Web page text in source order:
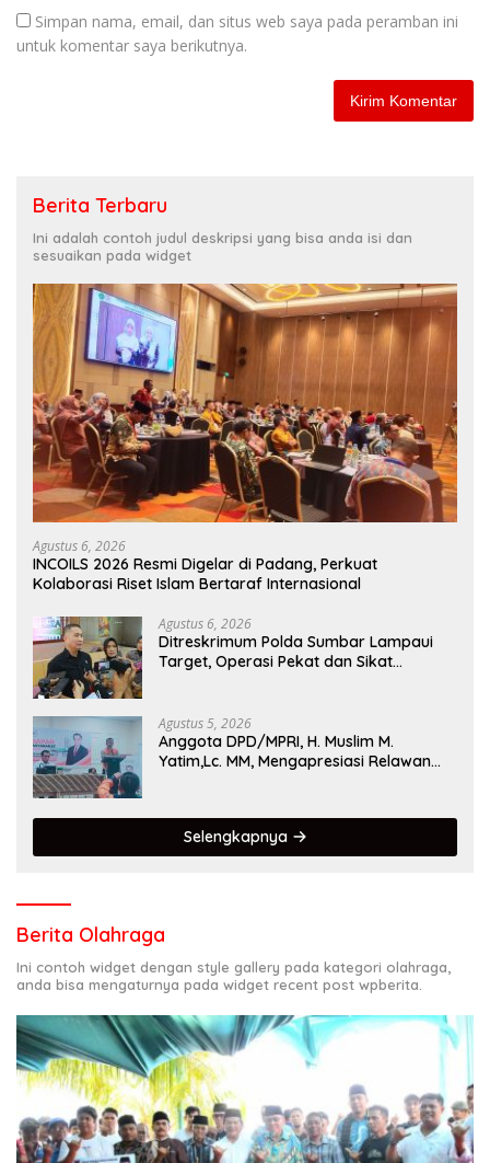
Simpan nama, email, dan situs web saya pada peramban ini
untuk komentar saya berikutnya.
Berita Terbaru
Ini adalah contoh judul deskripsi yang bisa anda isi dan
sesuaikan pada widget
Agustus 6, 2026
INCOILS 2026 Resmi Digelar di Padang, Perkuat
Kolaborasi Riset Islam Bertaraf Internasional
Agustus 6, 2026
Ditreskrimum Polda Sumbar Lampaui
Target, Operasi Pekat dan Sikat
Agustus 5, 2026
Anggota DPD/MPRI, H. Muslim M.
Yatim,Lc. MM, Mengapresiasi Relawan
Selengkapnya
Berita Olahraga
Ini contoh widget dengan style gallery pada kategori olahraga,
anda bisa mengaturnya pada widget recent post wpberita.